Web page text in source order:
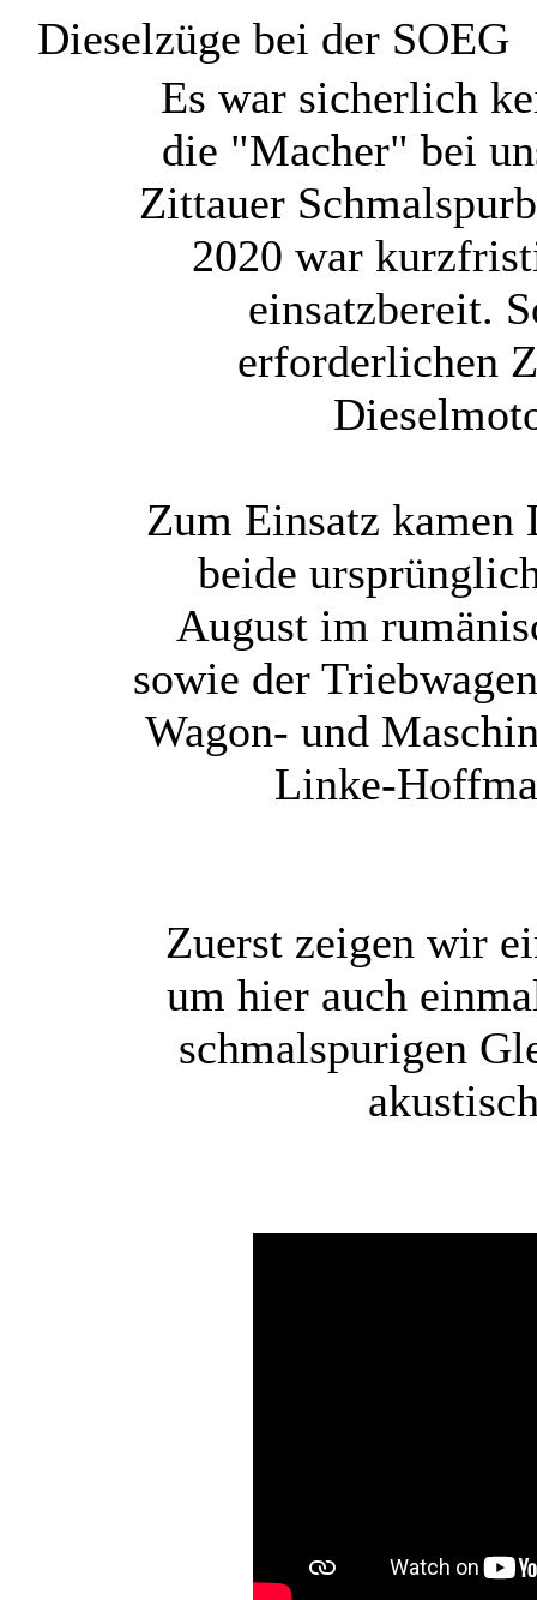
Dieselzüge bei der SOEG
Es war sicherlich
die "Macher" bei
Zittauer
2020 war
einsatzbereit.
erforderlichen
Zum Einsatz
beide
August im
sowie der
Wagon- und
Linke-
Zuerst zeigen wir
um hier auch
schmalspurigen